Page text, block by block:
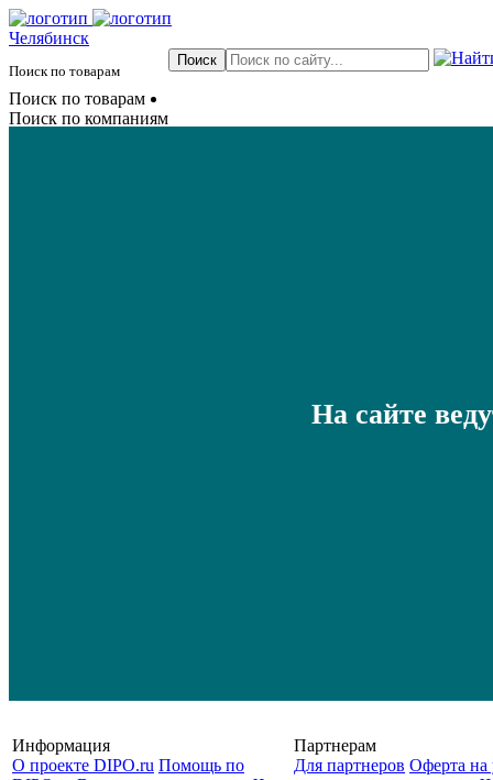
Челябинск
Поиск по товарам
Поиск по товарам
Поиск по компаниям
На сайте
Информация
О проекте DIPO.ru Помощь по
Партнерам
Для партнеров Оферта на